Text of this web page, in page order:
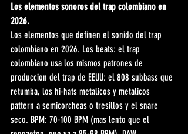
Los elementos sonoros del trap colombiano en
2026.
Los elementos que definen el sonido del trap
colombiano en 2026. Los beats: el trap
colombiano usa los mismos patrones de
produccion del trap de EEUU: el 808 subbass que
retumba, los hi-hats metalicos y metalicos
pattern a semicorcheas o tresillos y el snare
seco. BPM: 70-100 BPM (mas lento que el